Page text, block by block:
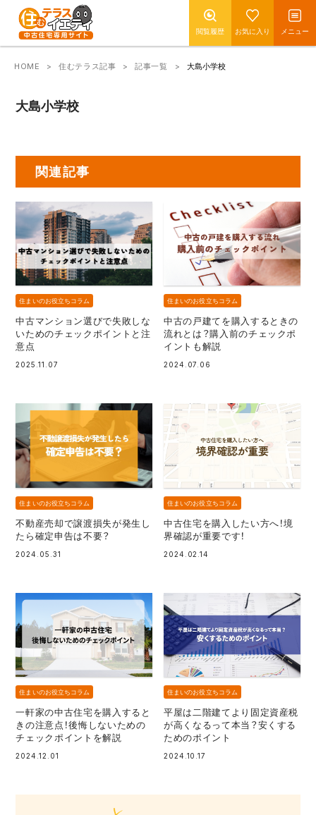
閲覧履歴 お気に入り メニュー
HOME 住むテラス記事 記事一覧 大島小学校
大島小学校
関連記事
住まいのお役立ちコラム
中古マンション選びで失敗しな
いためのチェックポイントと注
意点
2025.11.07
住まいのお役立ちコラム
中古の戸建てを購入するときの
流れとは？購入前のチェックポ
イントも解説
2024.07.06
住まいのお役立ちコラム
不動産売却で譲渡損失が発生し
たら確定申告は不要？
2024.05.31
住まいのお役立ちコラム
中古住宅を購入したい方へ！境
界確認が重要です！
2024.02.14
住まいのお役立ちコラム
一軒家の中古住宅を購入すると
きの注意点！後悔しないための
チェックポイントを解説
2024.12.01
住まいのお役立ちコラム
平屋は二階建てより固定資産税
が高くなるって本当？安くする
ためのポイント
2024.10.17